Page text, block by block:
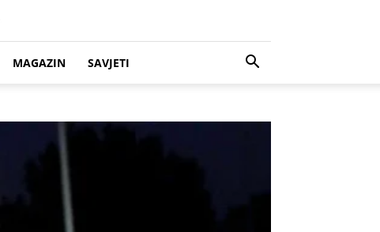
MAGAZIN SAVJETI